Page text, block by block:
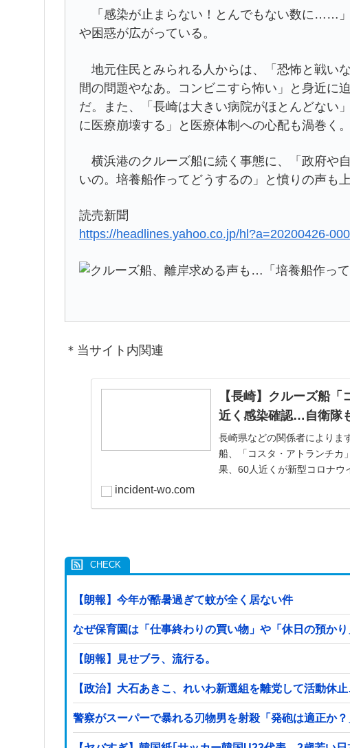
「感染が止まらない！とんでもない数に……
や困惑が広がっている。
地元住民とみられる人からは、「恐怖と戦い
間の問題やなあ。コンビニすら怖い」と身近に
だ。また、「長崎は大きい病院がほとんどない
に医療崩壊する」と医療体制への心配も渦巻く。
横浜港のクルーズ船に続く事態に、「政府や
いの。培養船作ってどうするの」と憤りの声も上
読売新聞
https://headlines.yahoo.co.jp/hl?a=20200426-
＊当サイト内関連
【長崎】クルーズ船
近く感染確認…自衛隊
長崎県などの関係者によりま
船、「コスタ・アトランチカ
果、60人近くが新型コロナウ
うことです。 この
incident-wo.com
【朗報】今年が酷暑過ぎて蚊が全く居ない件
なぜ保育園は「仕事終わりの買い物」や「休日の預か
【朗報】見せブラ、流行る。
【政治】大石あきこ、れいわ新選組を離党して活動休
警察がスーパーで暴れる刃物男を射殺「発砲は適正か？